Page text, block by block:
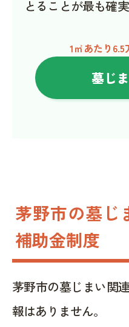
とることが最も確
1㎡あたり
墓じ
茅野市の墓じ
補助金制度
茅野市の墓じまい関
報はありません。